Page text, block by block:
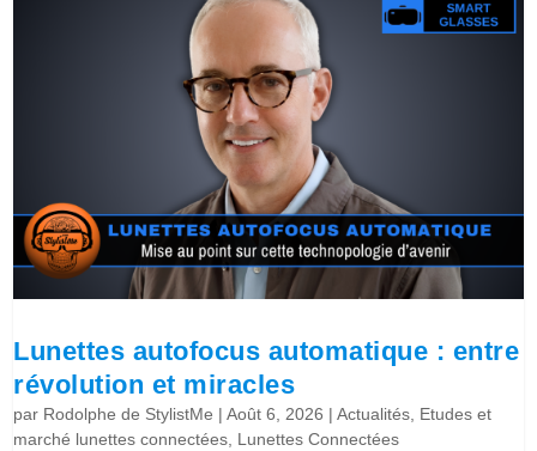
Lunettes autofocus automatique : entre
révolution et miracles
par Rodolphe de StylistMe |Août 6, 2026 |Actualités, Etudes et
marché lunettes connectées, Lunettes Connectées